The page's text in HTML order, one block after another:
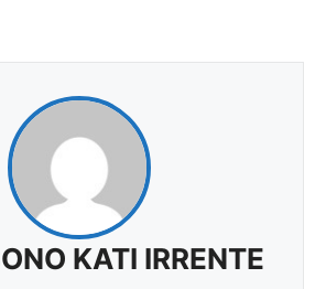
KATI IRRENTE